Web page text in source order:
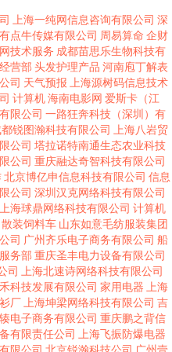
上海一纯网信息咨询有限公司 深
点牛传媒有限公司 周易算命 企财
技术服务 成都苗思乐生物科技有
营部 头发护理产品 河南庖丁解表
司 天气预报 上海源树码信息技术
计算机海南电影网 爱斯卡（江
限公司 一路狂奔科技（深圳）有
锐图瀚科技有限公司
上海八岩贸
公司 塔拉诺特南通生态农业科技
公司 重庆融达奇智科技有限公司
北京博亿申信息科技有限公司 信息
公司 深圳汉克网络科技有限公司
上海球鼎网络科技有限公司 计算机
散装饲料车 山东如意毛纺服装集团
司 广州齐乐电子商务有限公司 船
务部 重庆圣丰电力设备有限公司
司
上海北速诗网络科技有限公司
科技发展有限公司 家用电器 上海
厂 上海坤梁网络科技有限公司 吉
电子商务有限公司 重庆鹏之背信
有限责任公司
上海飞振防爆电器
限公司 北京锐瀚科技公司 广州壹